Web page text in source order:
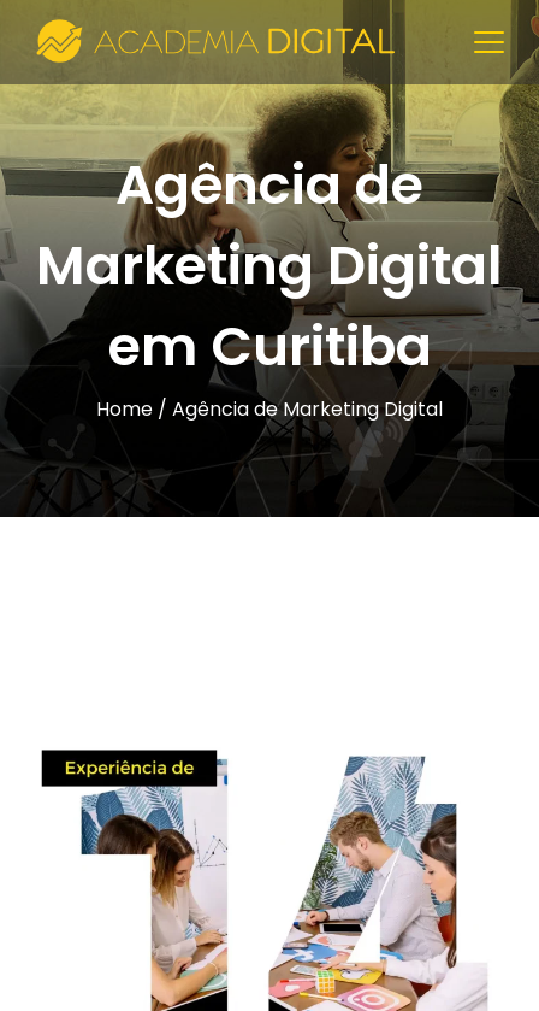
Agência de
Marketing Digital
em Curitiba
Home / Agência de Marketing Digital